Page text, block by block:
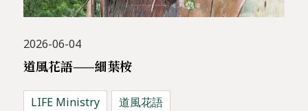
2026-06-04
道風花語——細葉桉
LIFE Ministry 道風花語